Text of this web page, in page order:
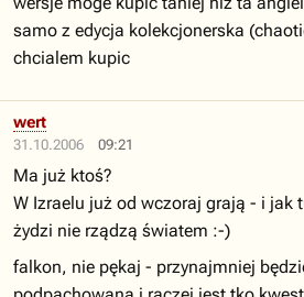
samo z edycja kolekcjonerska
chcialem kupic
31.10.2006 09:21
wert
Ma już ktoś?
W Izraelu już od wczoraj grają - i jak
żydzi nie rządzą światem :-)
falkon, nie pękaj - przynajmniej